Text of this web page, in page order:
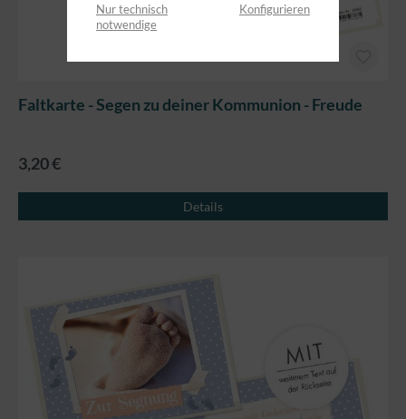
Faltkarte - Segen zu deiner Kommunion - Freude
3,20 €
Details
Nur technisch
notwendige
Konfigurieren